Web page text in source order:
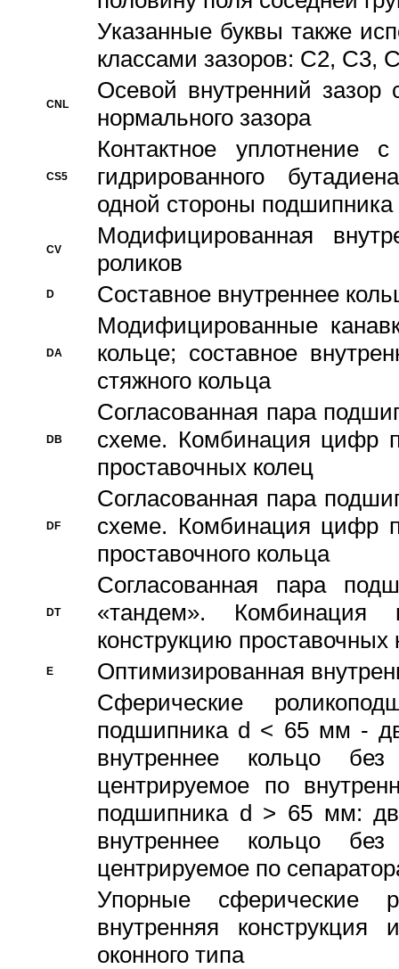
Указанные буквы также
классами зазоров: С2,
CNL
Осевой внутренний зазор
нормального зазора
CS5
Контактное уплотнение
гидрированного
одной стороны подшипника
CV
Модифицированная
роликов
D Составное внутреннее
DA
Модифицированные
кольце; составное
стяжного кольца
DB
Согласованная пара
схеме. Комбинация цифр
проставочных колец
DF
Согласованная пара
схеме. Комбинация цифр
проставочного кольца
DT
Согласованная пара
«тандем».
конструкцию проставочных
E
Оптимизированная
Сферические
подшипника d < 65 мм -
внутреннее кольцо
центрируемое по
подшипника d > 65 мм:
внутреннее кольцо
центрируемое по
Упорные сферические
внутренняя
оконного типа